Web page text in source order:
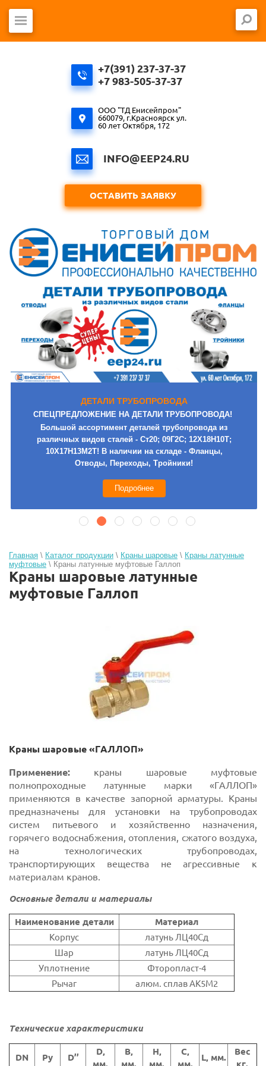
+7(391) 237-37-37
+7 983-505-37-37
ООО "ТД Енисейпром"
660079, г.Красноярск ул.
60 лет Октября, 172
INFO@EEP24.RU
ОСТАВИТЬ ЗАЯВКУ
ДЕТАЛИ ТРУБОПРОВОДА
СПЕЦПРЕДЛОЖЕНИЕ НА ДЕТАЛИ ТРУБОПРОВОДА!
Большой ассортимент деталей трубопровода из
различных видов сталей - Ст20; 09Г2С; 12Х18Н10Т;
10Х17Н13М2Т! В наличии на складе - Фланцы,
Отводы, Переходы, Тройники!
Подробнее
Главная \ Каталог продукции \ Краны шаровые \ Краны латунные
муфтовые \ Краны латунные муфтовые Галлоп
Краны шаровые латунные
муфтовые Галлоп
Краны шаровые «ГАЛЛОП»
Применение: краны шаровые муфтовые
полнопроходные латунные марки «ГАЛЛОП»
применяются в качестве запорной арматуры. Краны
предназначены для установки на трубопроводах
систем питьевого и хозяйственно назначения,
горячего водоснабжения, отопления, сжатого воздуха,
на технологических трубопроводах,
транспортирующих вещества не агрессивные к
материалам кранов.
Основные детали и материалы
Наименование детали
Материал
Корпус
латунь ЛЦ40Сд
Шар
латунь ЛЦ40Сд
Уплотнение
Фторопласт-4
Рычаг
алюм. сплав АК5М2
Технические характеристики
DN Ру D’’
D,
мм.
B,
мм.
H,
мм.
C,
мм.
L, мм.
Вес
кг.